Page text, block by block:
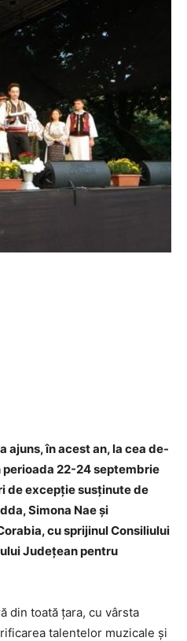
ajuns, în acest an, la cea de-
perioada 22-24 septembrie
de excepţie susţinute de
Simona Nae şi
cu sprijinul Consiliului
Judeţean pentru
din toată ţara, cu vârsta
talentelor muzicale şi